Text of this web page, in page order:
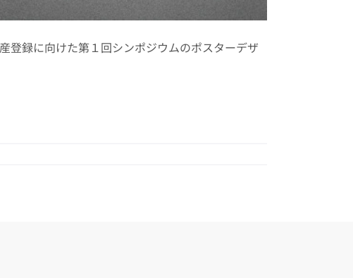
登録に向けた第１回シンポジウムのポスターデザ